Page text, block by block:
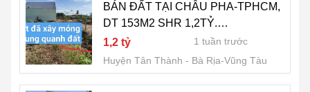
BÁN ĐẤT TẠI CHÂU PHA-TPHCM,
DT 153M2 SHR 1,2TỶ.
LH:0913976848 - A TOẠI (CHÍNH
CHỦ)
1,2 tỷ
1 tuần trước
Huyện Tân Thành
Bà Rịa-Vũng Tàu